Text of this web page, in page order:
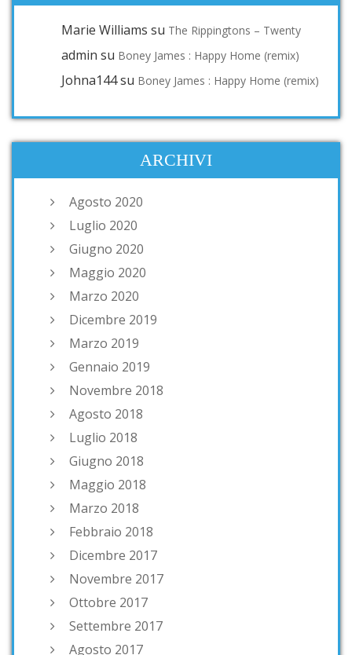
Marie Williams su The Rippingtons – Twenty
admin su Boney James : Happy Home (remix)
Johna144su Boney James : Happy Home (remix)
ARCHIVI
Agosto 2020
Luglio 2020
Giugno 2020
Maggio 2020
Marzo 2020
Dicembre 2019
Marzo 2019
Gennaio 2019
Novembre 2018
Agosto 2018
Luglio 2018
Giugno 2018
Maggio 2018
Marzo 2018
Febbraio 2018
Dicembre 2017
Novembre 2017
Ottobre 2017
Settembre 2017
Agosto 2017